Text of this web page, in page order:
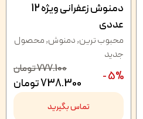
دمنوش زعفرانی ویژه 12
عددی
محبوب ترین,دمنوش,محصول
جدید
5% -
777.100تومان
738.300تومان
تماس بگیرید